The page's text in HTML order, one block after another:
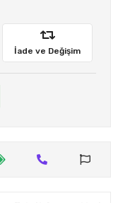
İade ve Değişim